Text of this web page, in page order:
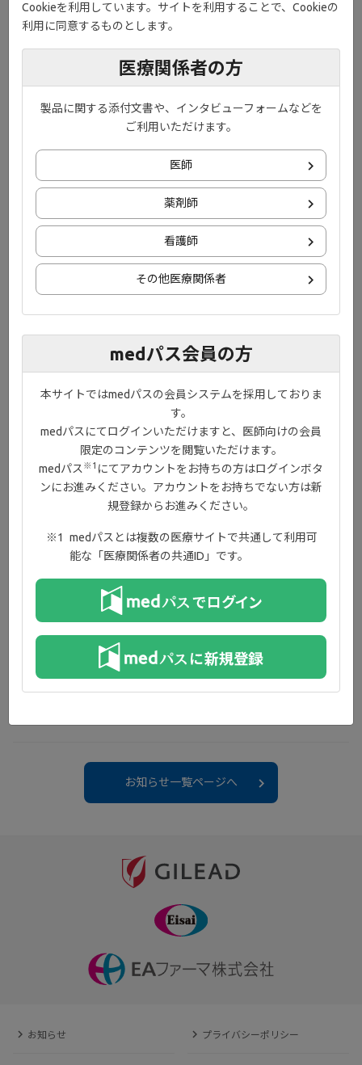
live_tv ライブ配信 NEW
UC National Symposium 2026
イベント情報ページへ
お知らせ
2026年7月31日
2026年7月31日 コンテンツ
ジセレカ解説動画に「専門医が考えるべきフィルゴチニブの
UCにおけるbest use」を追加しました。
2026年7月31日
診断・治療に愛知医科大学 消化管内科 中村正直先生ご監修の
Therapy –日常診療におけるSDM/IC実施のTips-』を追加しまし
その他
2026年5月12日
お知らせ一覧ページへ
お知らせ プライバシーポリシー
Cookieを利用しています。サイトを利用することで、Cookieの
利用に同意するものとします。
医療関係者の方
製品に関する添付文書や、インタビューフォームなどを
ご利用いただけます。
医師
薬剤師
看護師
その他医療関係者
medパス会員の方
本サイトではmedパスの会員システムを採用しておりま
す。
medパスにてログインいただけますと、医師向けの会員
限定のコンテンツを閲覧いただけます。
medパス※1 にてアカウントをお持ちの方はログインボタ
ンにお進みください。アカウントをお持ちでない方は新
規登録からお進みください。
medパスとは複数の医療サイトで共通して利用可
能な「医療関係者の共通ID」です。